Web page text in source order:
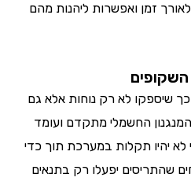
ואפשרות ליהנות מהם
לא רק נוחות אלא גם
החשמלי מתקדם ועומד
תקלות במערכת תוך כדי
יפעלו רק בתנאים